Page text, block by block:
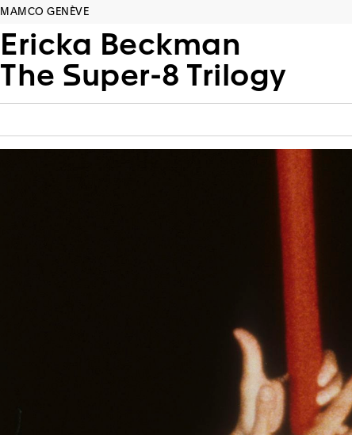
MAMCO GENÈVE
Ericka Beckman
The Super-8 Trilogy